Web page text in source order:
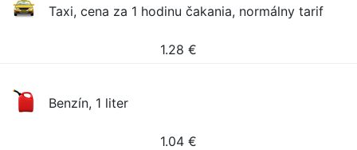
Taxi, cena za 1 hodinu čakania, normálny tarif
1.28 €
Benzín, 1 liter
1.04 €